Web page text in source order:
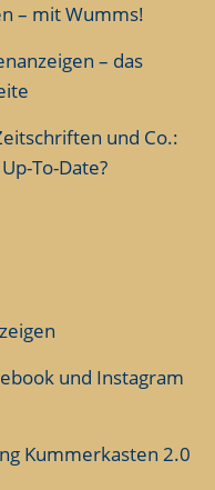
– mit Wumms!
– das
und Co.:
To-Date?
und Instagram
Kummerkasten 2.0